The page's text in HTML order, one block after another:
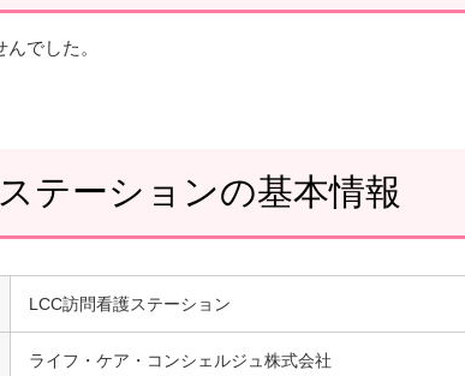
でした。
テーションの基本情報
LCC訪問看護ステーション
ライフ・ケア・コンシェルジュ株式会社